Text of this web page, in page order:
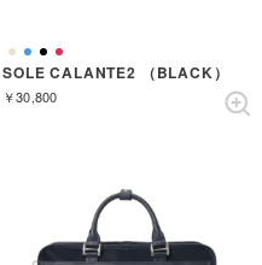
SOLE CALANTE2 （BLACK）
￥30,800